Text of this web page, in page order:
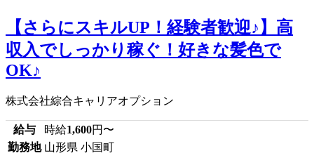
【さらにスキルUP！経験者歓迎♪】高
収入でしっかり稼ぐ！好きな髪色で
OK♪
株式会社綜合キャリアオプション
給与 時給1,600円〜
勤務地 山形県 小国町